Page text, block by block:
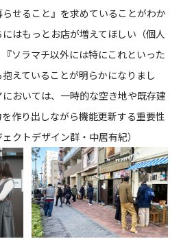
せること』を求めていることがわか
はもっとお店が増えてほしい（個人
ソラマチ以外には特にこれといった
えていることが明らかになりまし
おいては、一時的な空き地や既存建
作り出しながら機能更新する重要性
クトデザイン群・中居有紀）